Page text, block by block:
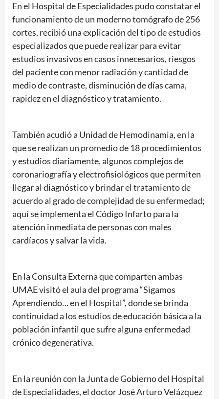
En el Hospital de Especialidades pudo constatar el
funcionamiento de un moderno tomógrafo de 256
cortes, recibió una explicación del tipo de estudios
especializados que puede realizar para evitar
estudios invasivos en casos innecesarios, riesgos
del paciente con menor radiación y cantidad de
medio de contraste, disminución de días cama,
rapidez en el diagnóstico y tratamiento.
También acudió a Unidad de Hemodinamia, en la
que se realizan un promedio de 18 procedimientos
y estudios diariamente, algunos complejos de
coronariografía y electrofisiológicos que permiten
llegar al diagnóstico y brindar el tratamiento de
acuerdo al grado de complejidad de su enfermedad;
aquí se implementa el Código Infarto para la
atención inmediata de personas con males
cardíacos y salvar la vida.
En la Consulta Externa que comparten ambas
UMAE visitó el aula del programa “Sigamos
Aprendiendo… en el Hospital”, donde se brinda
continuidad a los estudios de educación básica a la
población infantil que sufre alguna enfermedad
crónico degenerativa.
En la reunión con la Junta de Gobierno del Hospital
de Especialidades, el doctor José Arturo Velázquez